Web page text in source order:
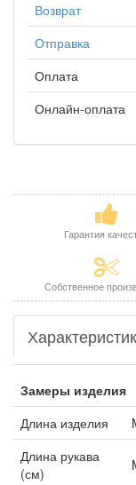
Возврат
Отправка
Оплата
Онлайн-оплата
Гарантия
Собственное
Замеры изделия
Длина изделия
Длина рукава
(см)